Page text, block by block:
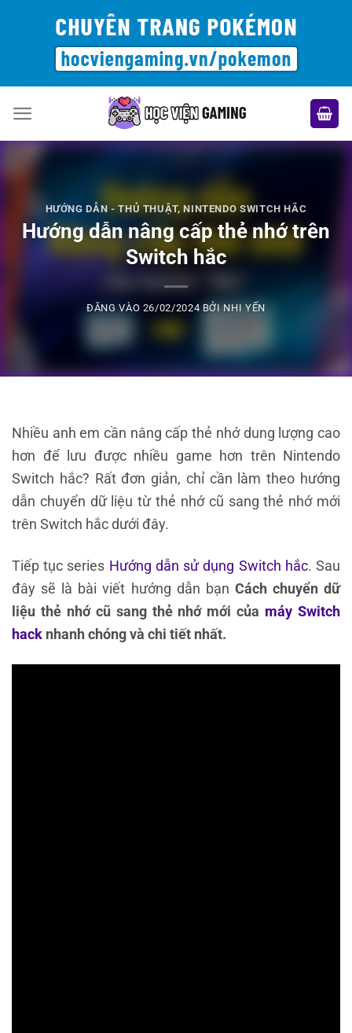
HƯỚNG DẪN - THỦ THUẬT,NINTENDO SWITCH HẮC
Hướng dẫn nâng cấp thẻ nhớ trên
Switch hắc
ĐĂNG VÀO 26/02/2024 BỞINHI YẾN
Nhiều anh em cần nâng cấp thẻ nhớ dung lượng cao
hơn để lưu được nhiều game hơn trên Nintendo
Switch hắc? Rất đơn giản, chỉ cần làm theo hướng
dẫn chuyển dữ liệu từ thẻ nhớ cũ sang thẻ nhớ mới
trên Switch hắc dưới đây.
Tiếp tục series Hướng dẫn sử dụng Switch hắc. Sau
đây sẽ là bài viết hướng dẫn bạn Cách chuyển dữ
liệu thẻ nhớ cũ sang thẻ nhớ mới của máy Switch
hack nhanh chóng và chi tiết nhất.